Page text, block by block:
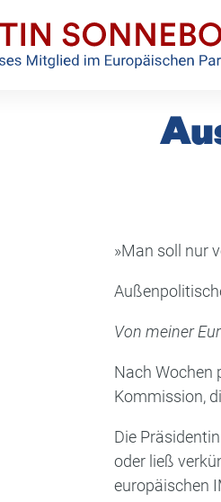
»Man soll nur
Von meiner
Nach Wochen
Kommission,
Die
oder ließ
europäischen